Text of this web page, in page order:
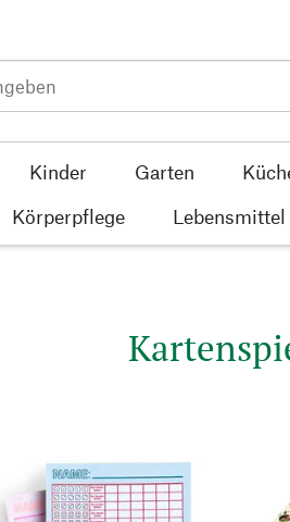
Kinder Garten
Körperpflege Lebensmittel